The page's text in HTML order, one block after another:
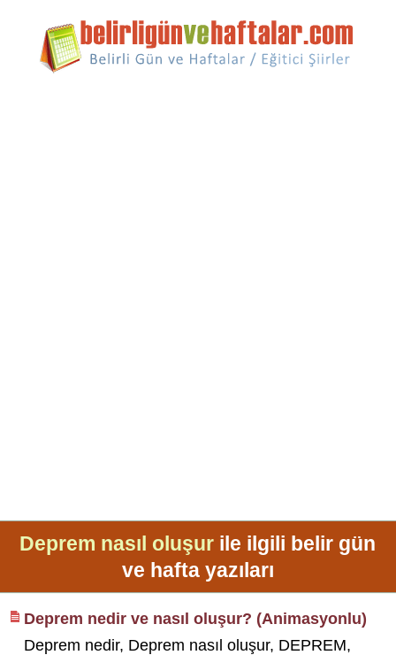
Deprem nasıl oluşur ile ilgili belir gün
ve hafta yazıları
Deprem nedir ve nasıl oluşur? (Animasyonlu)
Deprem nedir, Deprem nasıl oluşur, DEPREM,